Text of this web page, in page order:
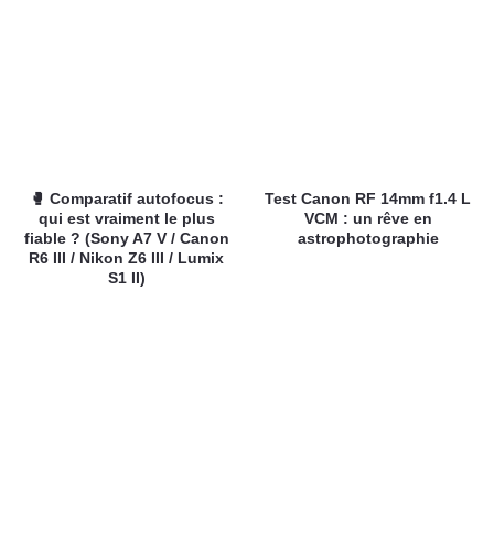
🥊 Comparatif autofocus :
qui est vraiment le plus
fiable ? (Sony A7 V / Canon
R6 III / Nikon Z6 III / Lumix
S1 II)
Test Canon RF 14mm f1.4 L
VCM : un rêve en
astrophotographie